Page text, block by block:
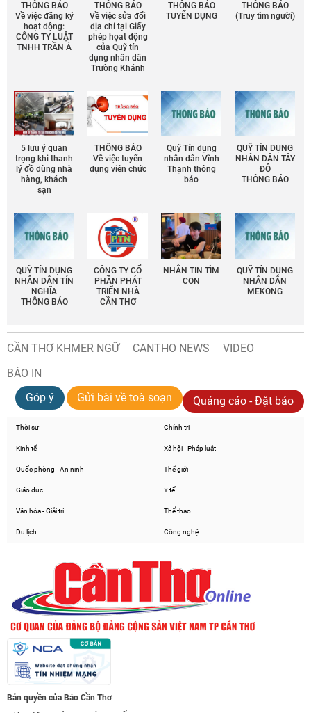
THÔNG BÁO
Về việc đăng ký
hoạt động:
CÔNG TY LUẬT
TNHH TRẦN Á
THÔNG BÁO
Về việc sửa đổi
địa chỉ tại Giấy
phép họat động
của Quỹ tín
dụng nhân dân
Trường Khánh
THÔNG BÁO
TUYỂN DỤNG
THÔNG BÁO
(Truy tìm người)
5 lưu ý quan
trọng khi thanh
lý đồ dùng nhà
hàng, khách
sạn
THÔNG BÁO
Về việc tuyển
dụng viên chức
Quỹ Tín dụng
nhân dân Vĩnh
Thạnh thông
báo
QUỸ TÍN DỤNG
NHÂN DÂN TÂY
ĐÔ
THÔNG BÁO
QUỸ TÍN DỤNG
NHÂN DÂN TÍN
NGHĨA
THÔNG BÁO
CÔNG TY CỔ
PHẦN PHÁT
TRIỂN NHÀ
CẦN THƠ
NHẮN TIN TÌM
CON
QUỸ TÍN DỤNG
NHÂN DÂN
MEKONG
CẦN THƠ KHMER NGỮ CANTHO NEWS
VIDEO
BÁO IN
Góp ý
Gửi bài về toà soạn Quảng cáo - Đặt báo
Thời sự Chính trị
Kinh tế Xã hội - Pháp luật
Quốc phòng - An ninh Thế giới
Giáo dục Y tế
Văn hóa - Giải trí Thể thao
Du lịch Công nghệ
Bản quyền của Báo Cần Thơ